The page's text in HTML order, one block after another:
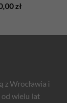
zł
z Wrocławia i
od wielu lat